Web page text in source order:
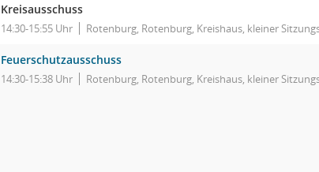
Kreisausschuss
14:30-15:55 Uhr Rotenburg, Rotenburg, Kreishaus, kleiner
Feuerschutzausschuss
14:30-15:38 Uhr Rotenburg, Rotenburg, Kreishaus, kleiner